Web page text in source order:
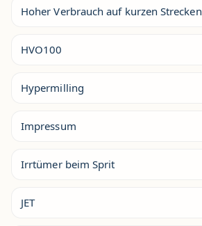
Hoher Verbrauch auf kurzen Strecken
HVO100
Hypermilling
Impressum
Irrtümer beim Sprit
JET